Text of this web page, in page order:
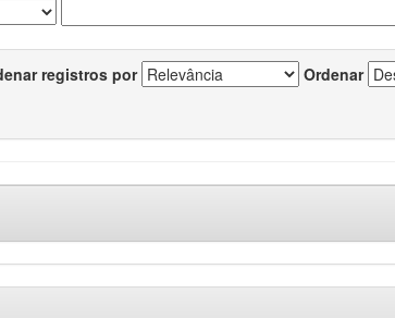
registros por Ordenar